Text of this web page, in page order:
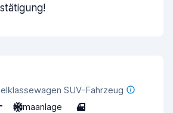
SUV-Fahrzeug
Klimaanlage 4